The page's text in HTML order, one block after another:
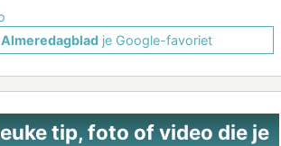
Almeredagbladje Google-favoriet
tip, foto of video die je